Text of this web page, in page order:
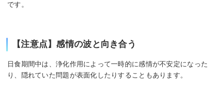
です。
【注意点】感情の波と向き合う
日食期間中は、浄化作用によって一時的に感情が不安定になった
り、隠れていた問題が表面化したりすることもあります。